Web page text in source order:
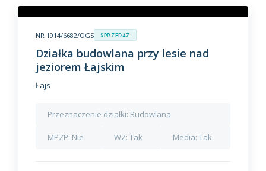
NR 1914/6682/OGS Sprzedaż
Działka budowlana przy lesie nad
jeziorem Łajskim
Łajs
Przeznaczenie działki: Budowlana
MPZP: Nie WZ: Tak Media: Tak